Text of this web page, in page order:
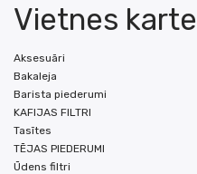
Vietnes karte
Aksesuāri
Bakaleja
Barista piederumi
KAFIJAS FILTRI
Tasītes
TĒJAS PIEDERUMI
Ūdens filtri